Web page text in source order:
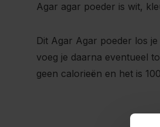
Agar agar poeder is wit,
Dit Agar Agar poeder los
voeg je daarna eventueel
geen calorieën en het is